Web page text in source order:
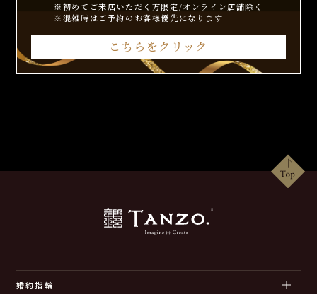
※初めてご来店いただく方限定/オンライン店舗除く
※混雑時はご予約のお客様優先になります
こちらをクリック
婚約指輪